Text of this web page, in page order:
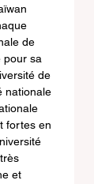
de
pour sa
de
nationale
fortes en
et